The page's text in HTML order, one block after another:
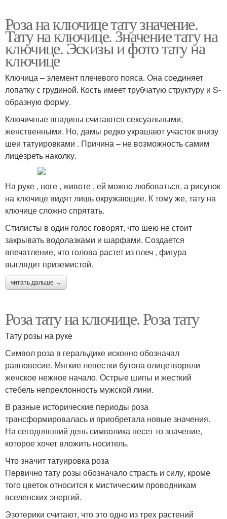
Роза на ключице тату значение.
Тату на ключице. Значение тату на
ключице. Эскизы и фото тату на
ключице
Ключица – элемент плечевого пояса. Она соединяет
лопатку с грудиной. Кость имеет трубчатую структуру и S-
образную форму.
Ключичные впадины считаются сексуальными,
женственными. Но, дамы редко украшают участок внизу
шеи татуировками . Причина – не возможность самим
лицезреть наколку.
На руке , ноге , животе , ей можно любоваться, а рисунок
на ключице видят лишь окружающие. К тому же, тату на
ключице сложно спрятать.
Стилисты в один голос говорят, что шею не стоит
закрывать водолазками и шарфами. Создается
впечатление, что голова растет из плеч , фигура
выглядит приземистой.
читать дальше →
Роза тату на ключице. Роза тату
Тату розы на руке
Символ роза в геральдике исконно обозначал
равновесие. Мягкие лепестки бутона олицетворяли
женское нежное начало. Острые шипы и жесткий
стебель непреклонность мужской лини.
В разные исторические периоды роза
трансформировалась и приобретала новые значения.
На сегодняшний день символика несет то значение,
которое хочет вложить носитель.
Что значит татуировка роза
Первично тату розы обозначало страсть и силу, кроме
того цветок относится к мистическим проводникам
вселенских энергий.
Эзотерики считают, что это одно из трех растений